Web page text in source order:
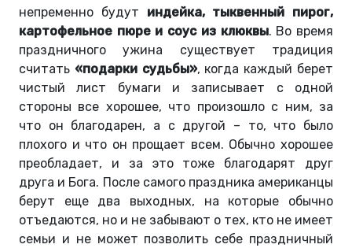
непременно будут индейка, тыквенный пирог,
картофельное пюре и соус из клюквы. Во время
праздничного ужина существует традиция
считать «подарки судьбы», когда каждый берет
чистый лист бумаги и записывает с одной
стороны все хорошее, что произошло с ним, за
что он благодарен, а с другой – то, что было
плохого и что он прощает всем. Обычно хорошее
преобладает, и за это тоже благодарят друг
друга и Бога. После самого праздника американцы
берут еще два выходных, на которые обычно
отъедаются, но и не забывают о тех, кто не имеет
семьи и не может позволить себе праздничный